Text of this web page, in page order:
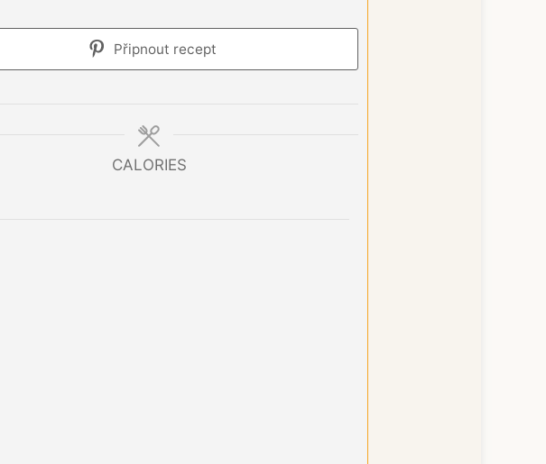
Připnout recept
CALORIES